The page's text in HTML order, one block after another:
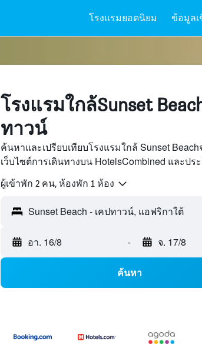
โรงแรมยอดนิยม ข้อมูลเ
โรงแรมใกล้Sunset
ทาวน์
ค้นหาและเปรียบเทียบโรงแรมใกล้ Sunset
เว็บไซต์การเดินทางบน HotelsCombined และปร
ผู้เข้าพัก 2 คน, ห้องพัก 1 ห้อง
อา. 16/8 - จ. 17/8
ค้นหา